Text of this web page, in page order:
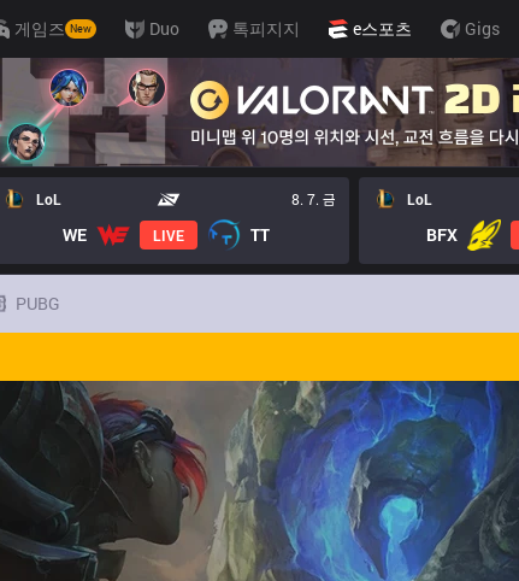
게임즈 New Duo 톡피지지 e스포츠 Gigs
LoL 8. 7. 금
WE LIVE TT
LoL
BFX
PUBG